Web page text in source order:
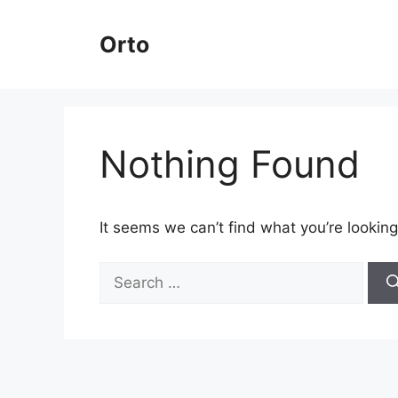
Orto
Nothing Found
It seems we can’t find what you’re
for: